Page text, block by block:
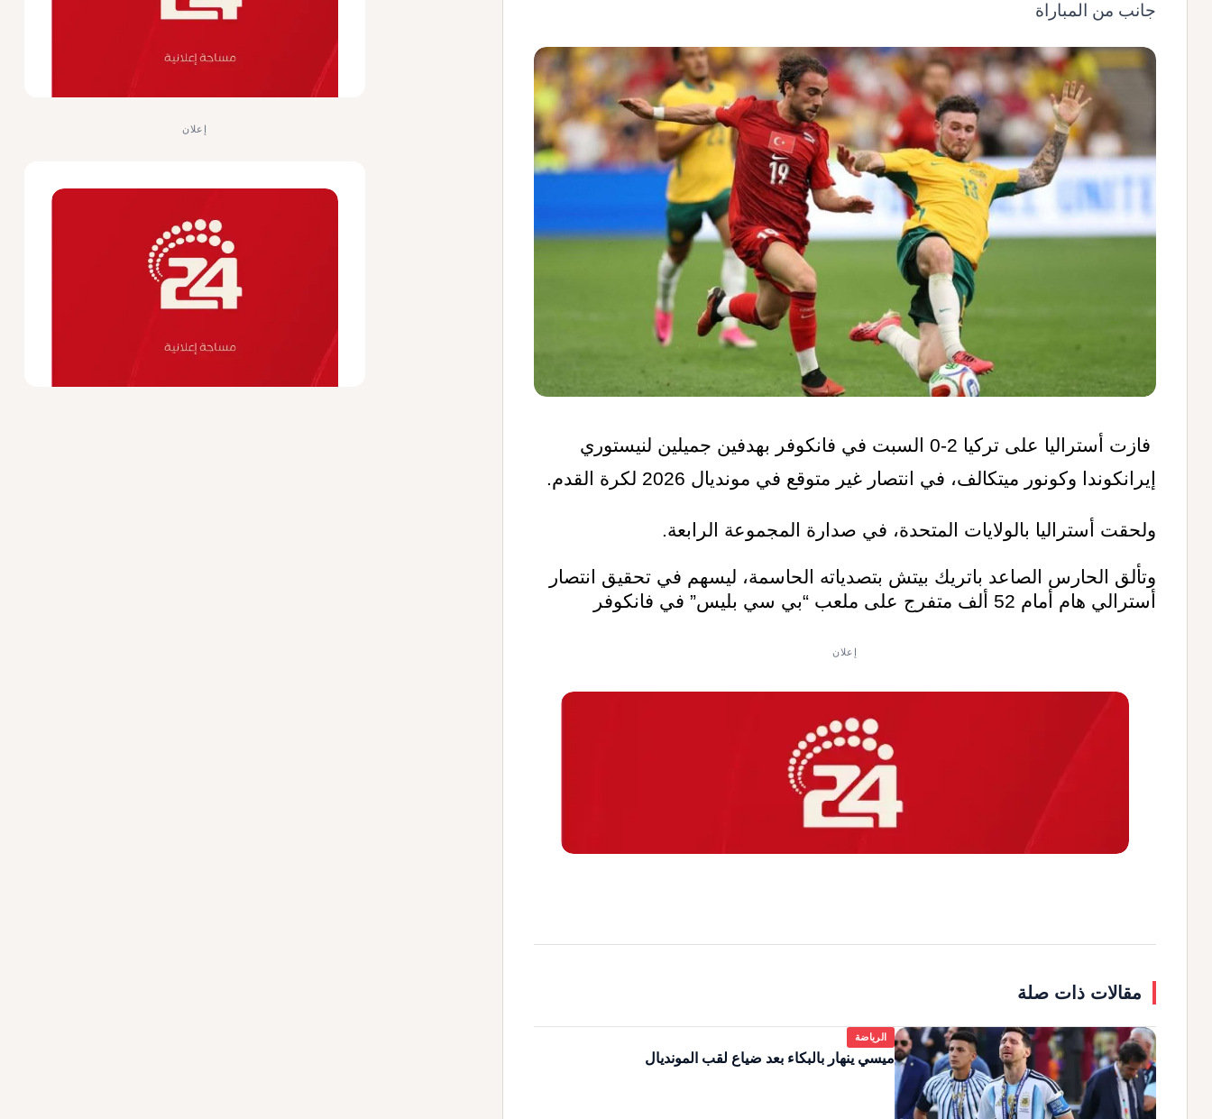
جانب من المباراة
فازت أستراليا على تركيا 2-0 السبت في فانكوفر بهدفين جميلين لنيستوري
إيرانكوندا وكونور ميتكالف، في انتصار غير متوقع في مونديال 2026 لكرة القدم
.
ولحقت أستراليا بالولايات المتحدة، في صدارة المجموعة الرابعة.
وتألق الحارس الصاعد باتريك بيتش بتصدياته الحاسمة، ليسهم في تحقيق انتصار
أسترالي هام أمام 52 ألف متفرج على ملعب “بي سي بليس” في فانكوفر
إعلان
مقالات ذات صلة
الرياضة
ميسي ينهار بالبكاء بعد ضياع لقب المونديال
إعلان